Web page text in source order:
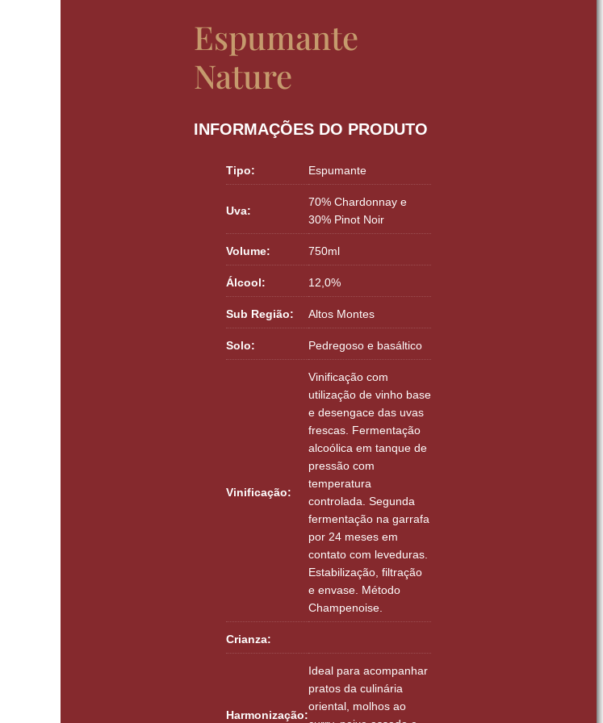
Espumante
Nature
INFORMAÇÕES DO PRODUTO
Tipo: Espumante
Uva:
70% Chardonnay e
30% Pinot Noir
Volume: 750ml
Álcool: 12,0%
Sub Região: Altos Montes
Solo: Pedregoso e basáltico
Vinificação:
Vinificação com
utilização de vinho base
e desengace das uvas
frescas. Fermentação
alcoólica em tanque de
pressão com
temperatura
controlada. Segunda
fermentação na garrafa
por 24 meses em
contato com leveduras.
Estabilização, filtração
e envase. Método
Champenoise.
Crianza:
Harmonização:
Ideal para acompanhar
pratos da culinária
oriental, molhos ao